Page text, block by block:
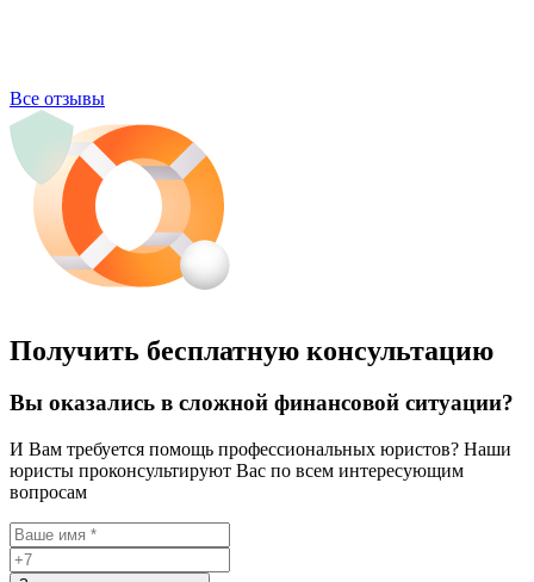
Все отзывы
Получить бесплатную консультацию
Вы оказались в сложной финансовой ситуации?
И Вам требуется помощь профессиональных юристов? Наши
юристы проконсультируют Вас по всем интересующим
вопросам